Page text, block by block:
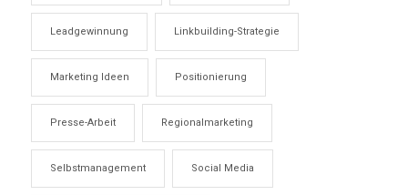
Leadgewinnung Linkbuilding-Strategie
Marketing Ideen Positionierung
Presse-Arbeit Regionalmarketing
Selbstmanagement Social Media